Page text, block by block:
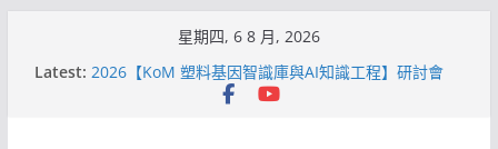
星期四, 6 8 月, 2026
Latest: 2026【KoM 塑料基因智識庫與AI知識工程】研討會
【培訓課程】【ACMT Ｔ零量產】模具估報價：貫穿